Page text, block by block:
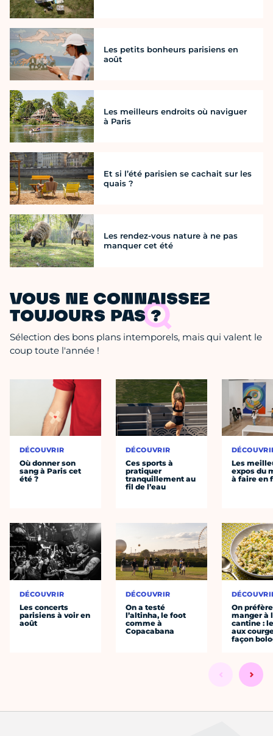
Les petits bonheurs parisiens en
août
Les meilleurs endroits où naviguer
à Paris
Et si l’été parisien se cachait sur les
quais ?
Les rendez-vous nature à ne pas
manquer cet été
VOUS NE CONNAISSEZ
TOUJOURS PAS ?
Sélection des bons plans intemporels, mais qui valent le
coup toute l'année !
DÉCOUVRIR
Où donner son
sang à Paris cet
été ?
DÉCOUVRIR
Les concerts
parisiens à voir en
août
DÉCOUVRIR
Ces sports à
pratiquer
tranquillement au
fil de l’eau
DÉCOUVRIR
On a testé
l’altinha, le foot
comme à
Copacabana
Les
expos du
à faire en
On préfère
manger à
cantine :
aux
façon